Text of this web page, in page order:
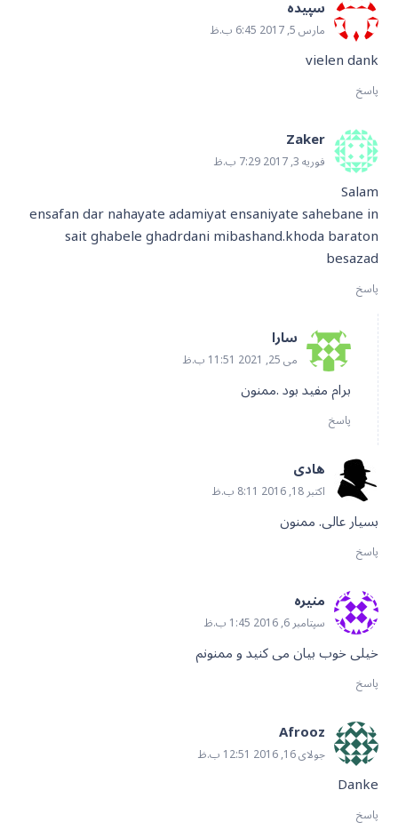
سپیده
مارس 5, 2017 6:45 ب.ظ
vielen dank
پاسخ
Zaker
فوریه 3, 2017 7:29 ب.ظ
Salam
ensafan dar nahayate adamiyat ensaniyate sahebane in
sait ghabele ghadrdani mibashand.khoda baraton
besazad
پاسخ
سارا
می 25, 2021 11:51 ب.ظ
برام مفید بود .ممنون
پاسخ
هادی
اکتبر 18, 2016 8:11 ب.ظ
بسیار عالی. ممنون
پاسخ
منيره
سپتامبر 6, 2016 1:45 ب.ظ
خیلى خوب بیان مى کنید و ممنونم
پاسخ
Afrooz
جولای 16, 2016 12:51 ب.ظ
Danke
پاسخ